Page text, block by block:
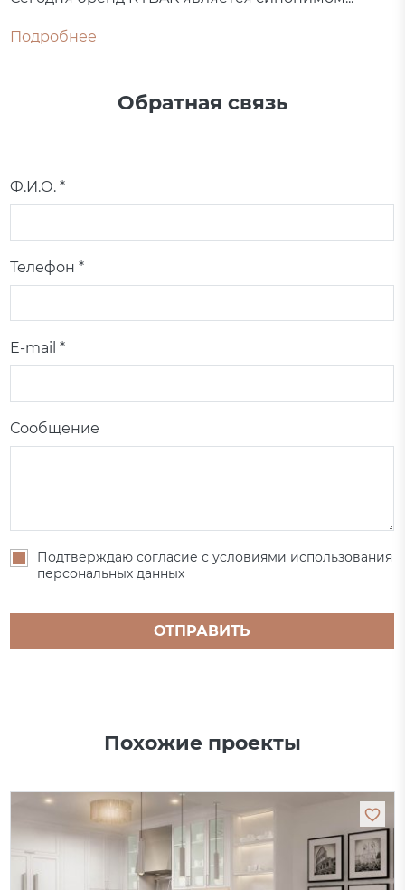
Подробнее
Обратная связь
Ф.И.О. *
Телефон *
E-mail *
Сообщение
Подтверждаю согласие с условиями использования
персональных данных
ОТПРАВИТЬ
Похожие проекты